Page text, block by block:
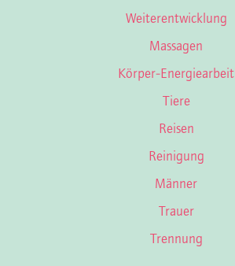
Weiterentwicklung
Massagen
Körper-Energiearbeit
Tiere
Reisen
Reinigung
Männer
Trauer
Trennung